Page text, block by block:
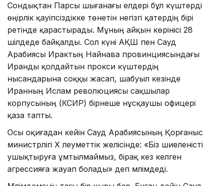
Сондықтан Парсы шығанағы елдері бұл күштерді
өңірлік қауіпсіздікке төнетін негізгі қатердің бірі
ретінде қарастырады. Мұның айқын көрінісі 28
шілдеде байқалды. Сол күні АҚШ пен Сауд
Арабиясы Ирактың Найнава провинциясындағы
Иранды қолдайтын прокси күштердің
нысандарына соққы жасап, шабуыл кезінде
Иранның Ислам революциясы сақшылар
корпусының (КСИР) бірнеше нұсқаушы офицері
қаза тапты.
Осы оқиғадан кейін Сауд Арабиясының Қорғаныс
министрлігі X әлеуметтік желісінде: «Біз шиеленісті
ушықтыруға ұмтылмаймыз, бірақ кез келген
агрессияға жауап болады» деп мәлімдеді.